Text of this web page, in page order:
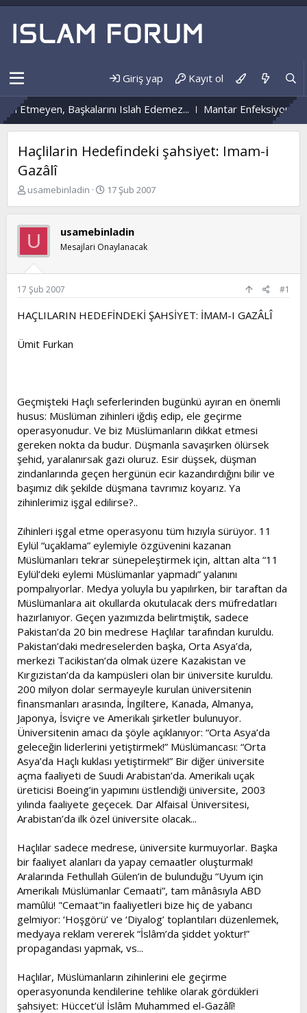
Giriş yap Kayıt ol
Başkalarını Islah Edemez... Mantar Enfeksiyonu Nedir?
Haçlilarin Hedefindeki şahsiyet: Imam-i
Gazâlî
K
b
u
y
u
b
a
l
a
usamebinladin
B
a
n
ı
a
17 Şub 2007
U usamebinladin
Mesajlari Onaylanacak
17 Şub 2007 #1
HAÇLILARIN HEDEFİNDEKİ ŞAHSİYET: İMAM-I GAZÂLÎ
Ümit Furkan
Geçmişteki Haçlı seferlerinden bugünkü ayıran en önemli
husus: Müslüman zihinleri iğdiş edip, ele geçirme
operasyonudur. Ve biz Müslümanların dikkat etmesi
gereken nokta da budur. Düşmanla savaşırken ölürsek
şehid, yaralanırsak gazi oluruz. Esir düşsek, düşman
zindanlarında geçen hergünün ecir kazandırdığını bilir ve
başımız dik şekilde düşmana tavrımız koyarız. Ya
zihinlerimiz işgal edilirse?..
Zihinleri işgal etme operasyonu tüm hızıyla sürüyor. 11
Eylül “uçaklama” eylemiyle özgüvenini kazanan
Müslümanları tekrar sünepeleştirmek için, alttan alta “11
Eylül’deki eylemi Müslümanlar yapmadı” yalanını
pompalıyorlar. Medya yoluyla bu yapılırken, bir taraftan da
Müslümanlara ait okullarda okutulacak ders müfredatları
hazırlanıyor. Geçen yazımızda belirtmiştik, sadece
Pakistan’da 20 bin medrese Haçlılar tarafından kuruldu.
Pakistan’daki medreselerden başka, Orta Asya’da,
merkezi Tacikistan’da olmak üzere Kazakistan ve
Kırgızistan’da da kampüsleri olan bir üniversite kuruldu.
200 milyon dolar sermayeyle kurulan üniversitenin
finansmanları arasında, İngiltere, Kanada, Almanya,
Japonya, İsviçre ve Amerikalı şirketler bulunuyor.
Üniversitenin amacı da şöyle açıklanıyor: “Orta Asya’da
geleceğin liderlerini yetiştirmek!” Müslümancası: “Orta
Asya’da Haçlı kuklası yetiştirmek!” Bir diğer üniversite
açma faaliyeti de Suudi Arabistan’da. Amerikalı uçak
üreticisi Boeing’in yapımını üstlendiği üniversite, 2003
yılında faaliyete geçecek. Dar Alfaisal Üniversitesi,
Arabistan’da ilk özel üniversite olacak...
Haçlılar sadece medrese, üniversite kurmuyorlar. Başka
bir faaliyet alanları da yapay cemaatler oluşturmak!
Aralarında Fethullah Gülen’in de bulunduğu “Uyum için
Amerikalı Müslümanlar Cemaati”, tam mânâsıyla ABD
mamûlü! "Cemaat"in faaliyetleri bize hiç de yabancı
gelmiyor: ‘Hoşgörü’ ve ‘Diyalog’ toplantıları düzenlemek,
medyaya reklam vererek “İslâm’da şiddet yoktur!”
propagandası yapmak, vs...
Haçlılar, Müslümanların zihinlerini ele geçirme
operasyonunda kendilerine tehlike olarak gördükleri
şahsiyet: Hüccet’ül İslâm Muhammed el-Gazâlî!